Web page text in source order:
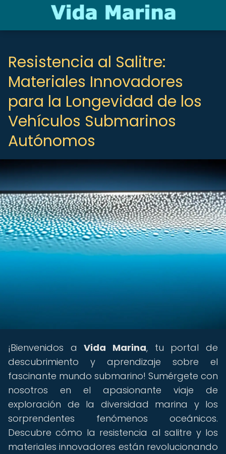
Resistencia al Salitre:
Materiales Innovadores
para la Longevidad de los
Vehículos Submarinos
Autónomos
¡Bienvenidos aVida Marina, tu portal de
descubrimiento y aprendizaje sobre el
fascinante mundo submarino! Sumérgete con
nosotros en el apasionante viaje de
exploración de la diversidad marina y los
sorprendentes fenómenos oceánicos.
Descubre cómo la resistencia al salitre y los
materiales innovadores están revolucionando